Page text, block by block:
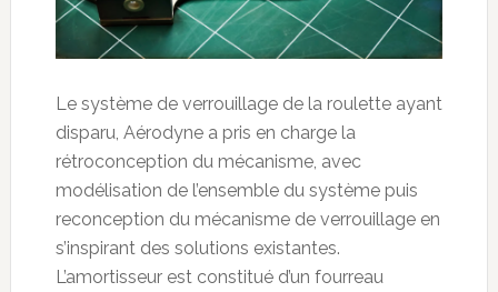
Le système de verrouillage de la roulette ayant
disparu, Aérodyne a pris en charge la
rétroconception du mécanisme, avec
modélisation de l’ensemble du système puis
reconception du mécanisme de verrouillage en
s’inspirant des solutions existantes.
L’amortisseur est constitué d’un fourreau